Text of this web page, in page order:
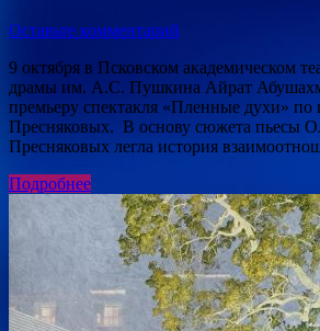
Оставьте комментарий
9 октября в Псковском академическом
драмы им. А.С. Пушкина Айрат
премьеру спектакля «Пленные духи» по
Пресняковых. В основу сюжета пьесы
Пресняковых легла история
Подробнее